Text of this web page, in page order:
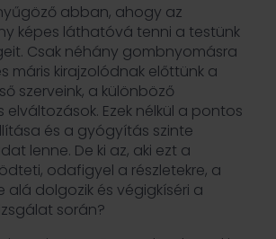
abban, ahogy az
képes láthatóvá tenni a testünk
Csak néhány gombnyomásra
máris kirajzolódnak előttünk a
szerveink, a különböző
Ezek nélkül a pontos
és a gyógyítás szinte
lenne. De ki az, aki ezt a
odafigyel a részletekre, a
alá dolgozik és végigkíséri a
során?